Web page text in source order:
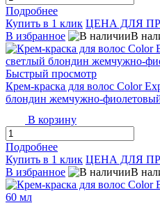
Подробнее
Купить в 1 клик ЦЕНА ДЛЯ
В избранное
В
Быстрый просмотр
Крем-краска для волос Color
блондин жемчужно-
В корзину
Подробнее
Купить в 1 клик ЦЕНА ДЛЯ
В избранное
В